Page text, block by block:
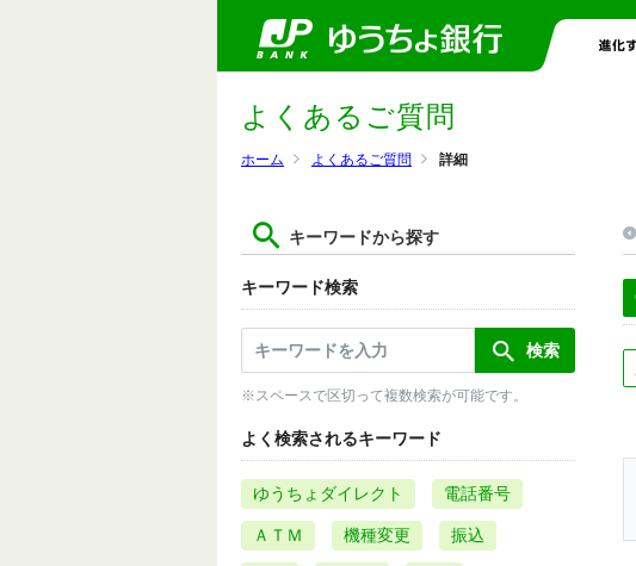
ホーム よくあるご質問 詳細
よくあるご質問
キーワードから探す
キーワード検索
※スペースで区切って複数検索が可能です。
よく検索されるキーワード
ゆうちょダイレクト 電話番号
ＡＴＭ 機種変更 振込